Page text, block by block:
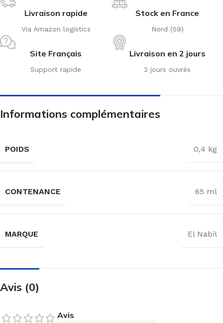
Livraison rapide
Via Amazon logistics
Stock en France
Nord (59)
Site Français
Support rapide
Livraison en 2 jours
2 jours ouvrés
Informations complémentaires
POIDS 0,4 kg
CONTENANCE 65 ml
MARQUE El Nabil
Avis (0)
Avis